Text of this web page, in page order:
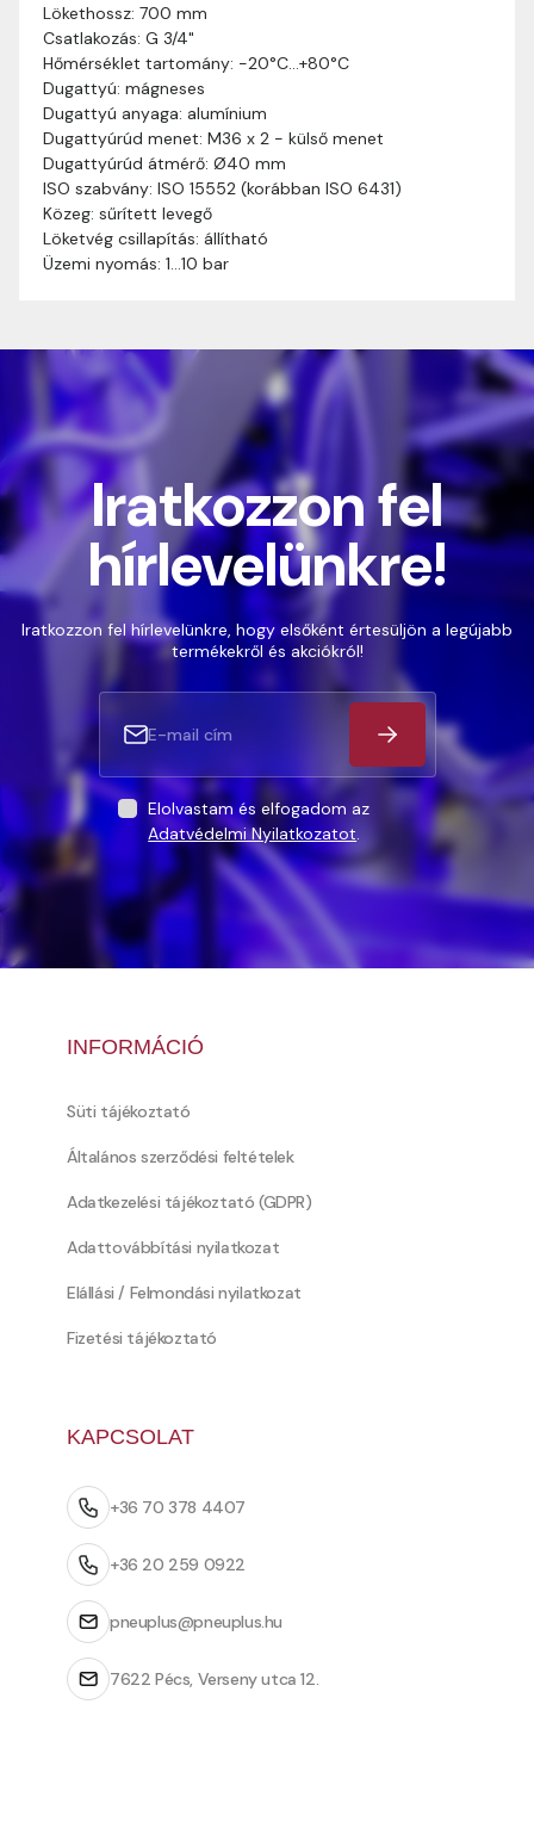
Lökethossz: 700 mm
Csatlakozás: G 3/4"
Hőmérséklet tartomány: -20°C…+80°C
Dugattyú: mágneses
Dugattyú anyaga: alumínium
Dugattyúrúd menet: M36 x 2 - külső menet
Dugattyúrúd átmérő: Ø40 mm
ISO szabvány: ISO 15552 (korábban ISO 6431)
Közeg: sűrített levegő
Löketvég csillapítás: állítható
Üzemi nyomás: 1…10 bar
Szállítási idő:
munkanapon belül kézbesítjük. Amennyiben
valamilyen okból kifolyólag a szállítás hosszabb
ideig tart, előre értesítünk benneteket.
Szállítási díj: A szállítási díj függ a termék súlyától
és a szállítási cím távolságától. A pontos szállítási
díjat a vásárlás folyamata során megtekinthetitek,
mielőtt a rendelést véglegesítitek.
Iratkozzon fel
hírlevelünkre!
Iratkozzon fel hírlevelünkre, hogy elsőként értesüljön a legújabb
termékekről és akciókról!
Elolvastam és elfogadom az
Adatvédelmi Nyilatkozatot.
INFORMÁCIÓ
Süti tájékoztató
Általános szerződési feltételek
Adatkezelési tájékoztató (GDPR)
Adattovábbítási nyilatkozat
Elállási / Felmondási nyilatkozat
Fizetési tájékoztató
KAPCSOLAT
+36 70 378 4407
+36 20 259 0922
pneuplus@pneuplus.hu
7622 Pécs, Verseny utca 12.